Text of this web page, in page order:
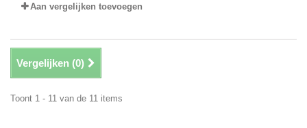
Aan vergelijken toevoegen
Vergelijken (0)
Toont 1 - 11 van de 11 items